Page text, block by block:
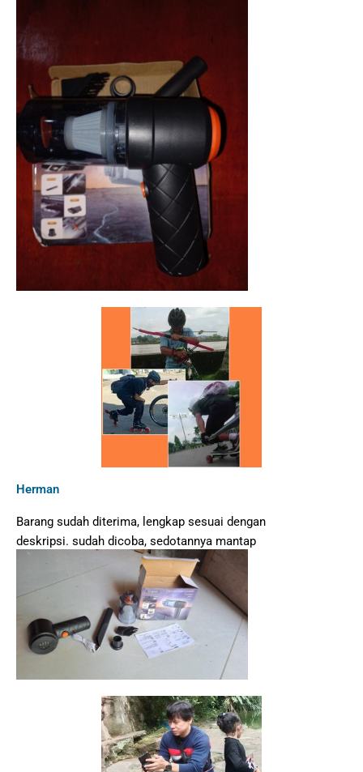
Herman
Barang sudah diterima, lengkap sesuai dengan
deskripsi. sudah dicoba, sedotannya mantap